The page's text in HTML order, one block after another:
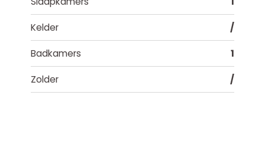
Kelder /
Badkamers 1
Zolder /